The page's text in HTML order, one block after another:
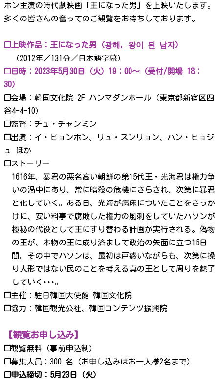
ホン主演の時代劇映画「王になった男」を上映いたします。
多くの皆さんの奮ってのご観覧をお待ちしております。
❐上映作品：王になった男（광해, 왕이 된 남자）
（2012年／131分／日本語字幕）
❐日時：2023年5月30日（火）19：00～（受付/開場 18：
30）
❐会場：韓国文化院 2F ハンマダンホール（東京都新宿区四
谷4-4-10）
❐監督：チュ・チャンミン
❐出演：イ・ビョンホン、リュ・スンリョン、ハン・ヒョジ
ュ ほか
❐ ストーリー
1616年、暴君の悪名高い朝鮮の第15代王・光海君は権力争
いの渦中にあり、常に暗殺の危機にさらされ、次第に暴君
と化していく。ある日、光海が病床についたことをきっか
けに、安い料亭で腐敗した権力の風刺をしていたハソンが
極秘の代役として王にすり替わる計画が実行される。偽物
の王が、本物の王に成り済まして政治の矢面に立つ15日
間。その中でハソンは、最初は戸惑いながらも、次第に操
り人形ではない民のことを考える真の王として周りを魅了
していく･･･。
❐主催：駐日韓国大使館 韓国文化院
❐協力：韓国観光公社、韓国コンテンツ振興院
【観覧お申し込み】
❐観覧無料（事前申込制）
❐募集人員：300 名（お申し込みはお一人様2名まで）
❐申込締切：5月23日（火）